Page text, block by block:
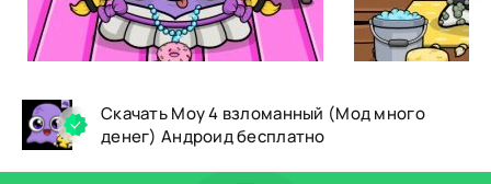
Скачать Моу 4 взломанный (Мод много
денег) Андроид бесплатно